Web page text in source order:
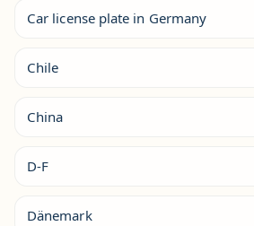
Car license plate in Germany
Chile
China
D-F
Dänemark